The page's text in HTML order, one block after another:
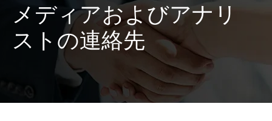
メディアおよびアナリ
ストの連絡先